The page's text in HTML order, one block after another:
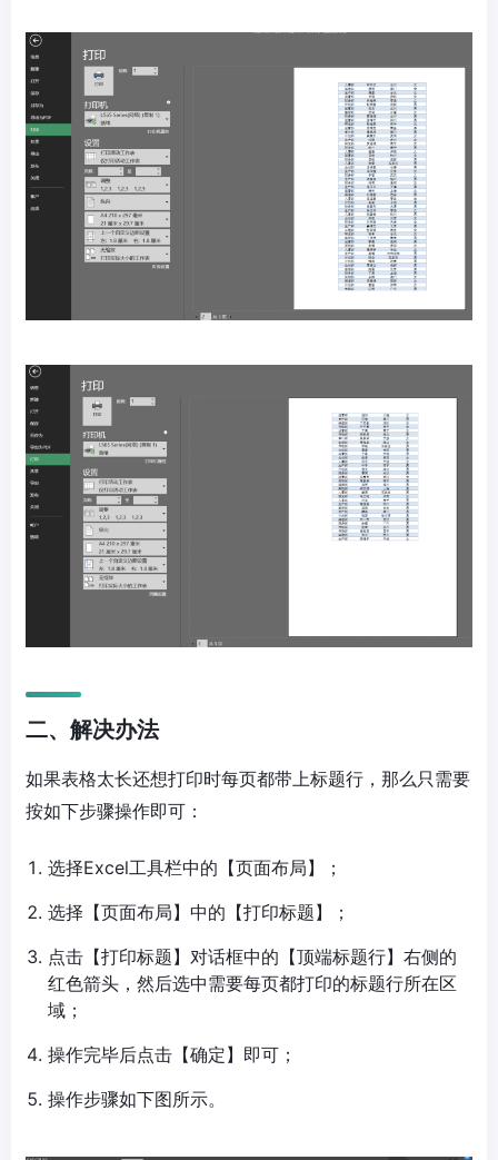
二、解决办法
如果表格太长还想打印时每页都带上标题行，那么只需要
按如下步骤操作即可：
选择Excel工具栏中的【页面布局】；
选择【页面布局】中的【打印标题】；
点击【打印标题】对话框中的【顶端标题行】右侧的
红色箭头，然后选中需要每页都打印的标题行所在区
域；
操作完毕后点击【确定】即可；
操作步骤如下图所示。